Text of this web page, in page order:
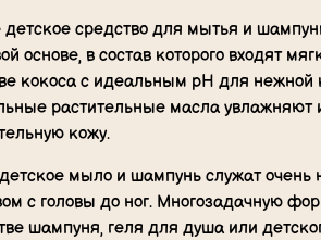
средство для мытья и
основе, в состав которого входят
кокоса с идеальным pH для нежной
растительные масла увлажняют
кожу.
мыло и шампунь служат
с головы до ног. Многозадачную
шампуня, геля для душа или